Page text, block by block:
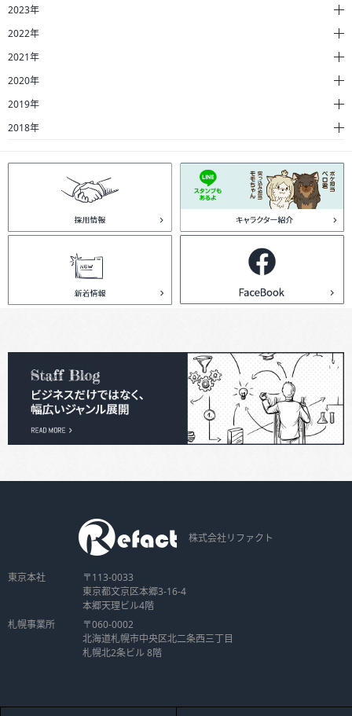
2023年
2022年
2021年
2020年
2019年
2018年
株式会社リファクト
東京本社
〒113-0033
東京都文京区本郷3-16-4
本郷天理ビル4階
札幌事業所
〒060-0002
北海道札幌市中央区北二条西三丁目
札幌北2条ビル 8階